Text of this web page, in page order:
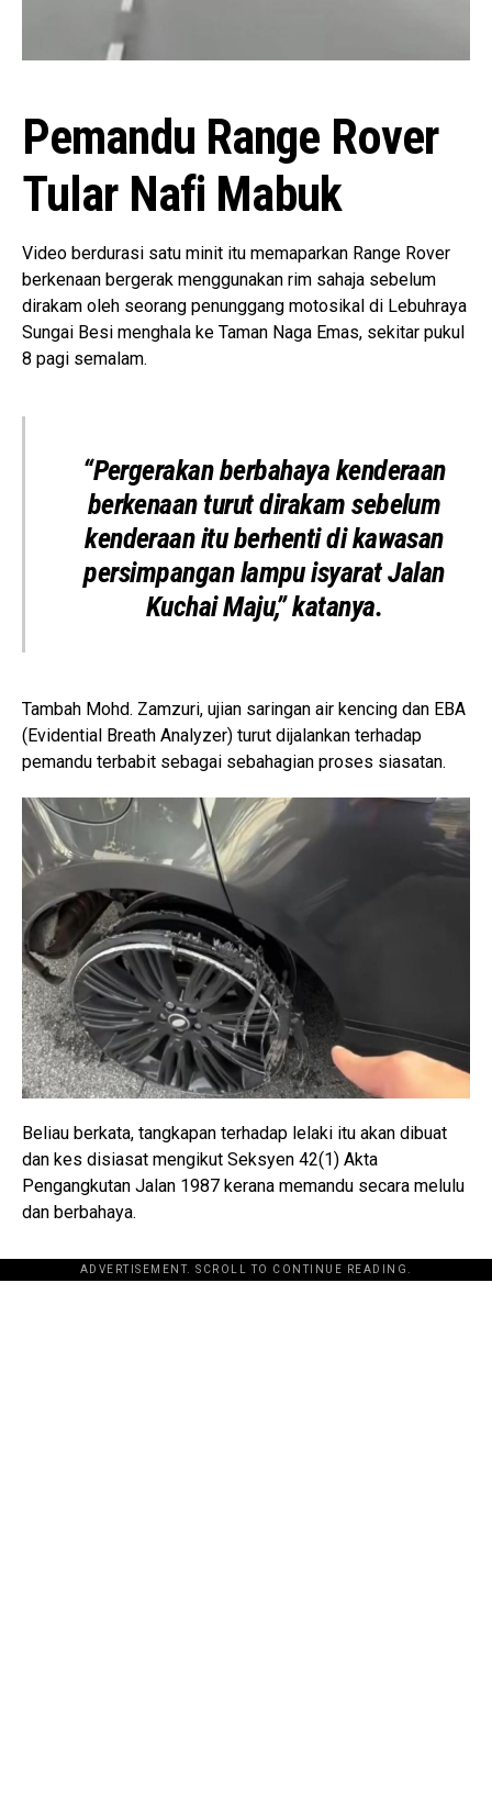
Pemandu Range Rover
Tular Nafi Mabuk
Video berdurasi satu minit itu memaparkan Range Rover
berkenaan bergerak menggunakan rim sahaja sebelum
dirakam oleh seorang penunggang motosikal di Lebuhraya
Sungai Besi menghala ke Taman Naga Emas, sekitar pukul
8 pagi semalam.
“Pergerakan berbahaya kenderaan
berkenaan turut dirakam sebelum
kenderaan itu berhenti di kawasan
persimpangan lampu isyarat Jalan
Kuchai Maju,” katanya.
Tambah Mohd. Zamzuri, ujian saringan air kencing dan EBA
(Evidential Breath Analyzer) turut dijalankan terhadap
pemandu terbabit sebagai sebahagian proses siasatan.
Beliau berkata, tangkapan terhadap lelaki itu akan dibuat
dan kes disiasat mengikut Seksyen 42(1) Akta
Pengangkutan Jalan 1987 kerana memandu secara melulu
dan berbahaya.
ADVERTISEMENT. SCROLL TO CONTINUE READING.